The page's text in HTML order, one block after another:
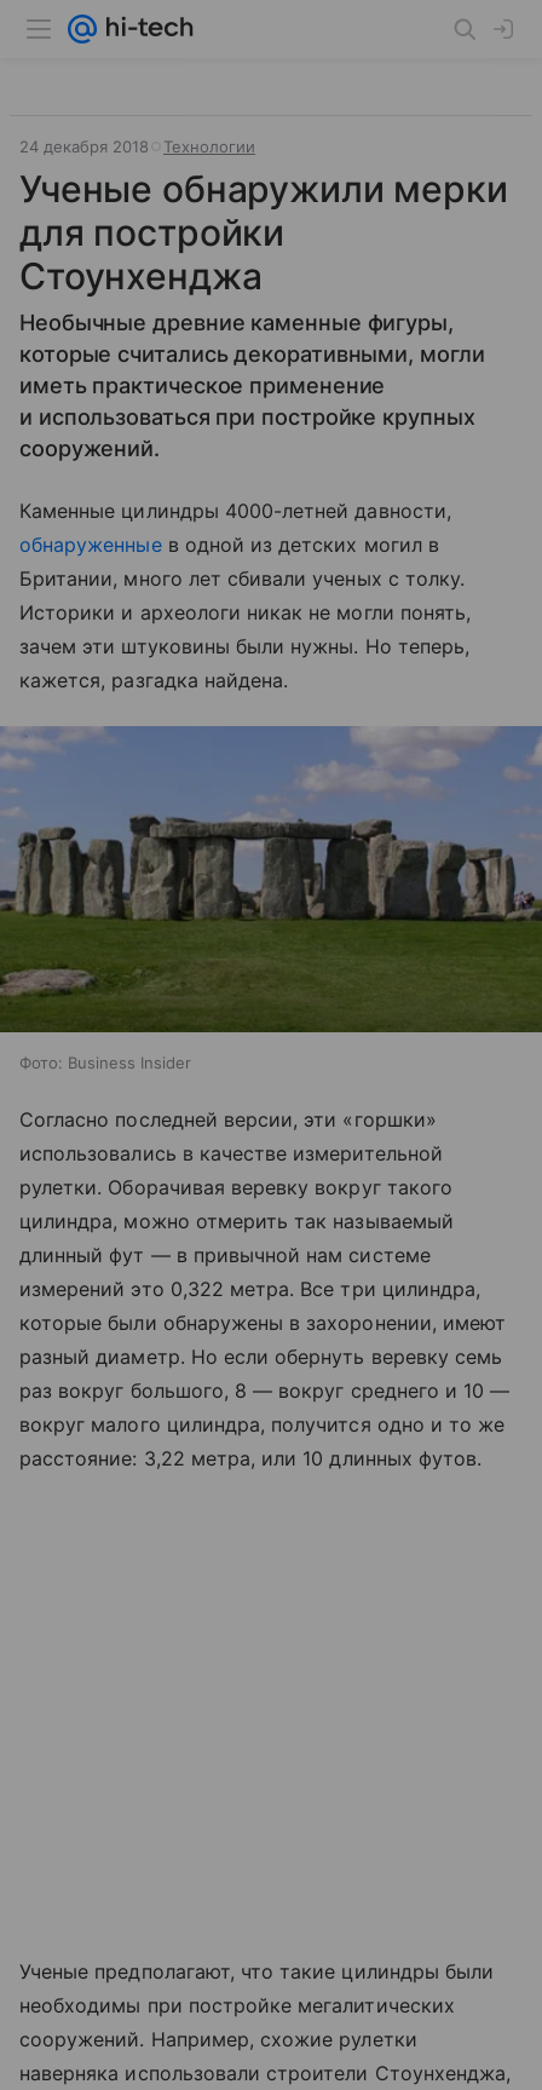
24 декабря 2018 Технологии
Ученые обнаружили мерки
для постройки
Стоунхенджа
Необычные древние каменные фигуры,
которые считались декоративными, могли
иметь практическое применение
и использоваться при постройке крупных
сооружений.
Каменные цилиндры 4000-летней давности,
обнаруженныев одной из детских могил в
Британии, много лет сбивали ученых с толку.
Историки и археологи никак не могли понять,
зачем эти штуковины были нужны. Но теперь,
кажется, разгадка найдена.
Фото: Business Insider
Согласно последней версии, эти «горшки»
использовались в качестве измерительной
рулетки. Оборачивая веревку вокруг такого
цилиндра, можно отмерить так называемый
длинный фут — в привычной нам системе
измерений это 0,322 метра. Все три цилиндра,
которые были обнаружены в захоронении, имеют
разный диаметр. Но если обернуть веревку семь
раз вокруг большого, 8 — вокруг среднего и 10 —
вокруг малого цилиндра, получится одно и то же
расстояние: 3,22 метра, или 10 длинных футов.
Ученые предполагают, что такие цилиндры были
необходимы при постройке мегалитических
сооружений. Например, схожие рулетки
наверняка использовали строители Стоунхенджа,